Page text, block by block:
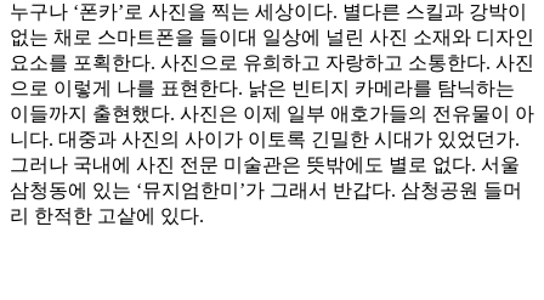
누구나 ‘폰카’로 사진을 찍는 세상이다. 별다른 스킬과 강박이
없는 채로 스마트폰을 들이대 일상에 널린 사진 소재와 디자인
요소를 포획한다. 사진으로 유희하고 자랑하고 소통한다. 사진
으로 이렇게 나를 표현한다. 낡은 빈티지 카메라를 탐닉하는
이들까지 출현했다. 사진은 이제 일부 애호가들의 전유물이 아
니다. 대중과 사진의 사이가 이토록 긴밀한 시대가 있었던가.
그러나 국내에 사진 전문 미술관은 뜻밖에도 별로 없다. 서울
삼청동에 있는 ‘뮤지엄한미’가 그래서 반갑다. 삼청공원 들머
리 한적한 고샅에 있다.